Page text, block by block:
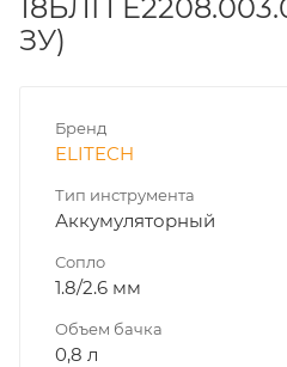
18БЛП
ЗУ)
Бренд
ELITECH
Тип инструмента
Аккумуляторный
Сопло
1.8/2.6 мм
Объем бачка
0,8 л